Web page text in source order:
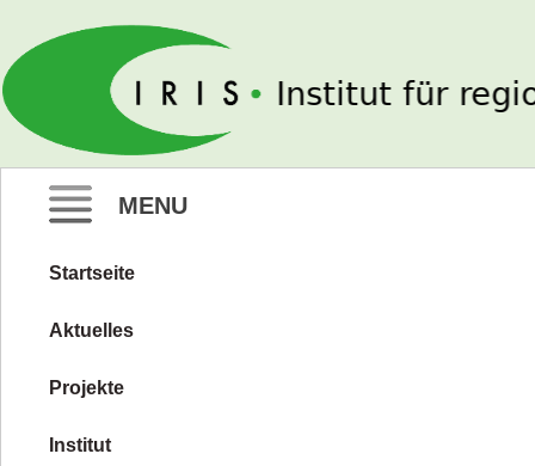
IRIS e. V.
MENU
Zum
springen
Startseite
Aktuelles
Projekte
Institut